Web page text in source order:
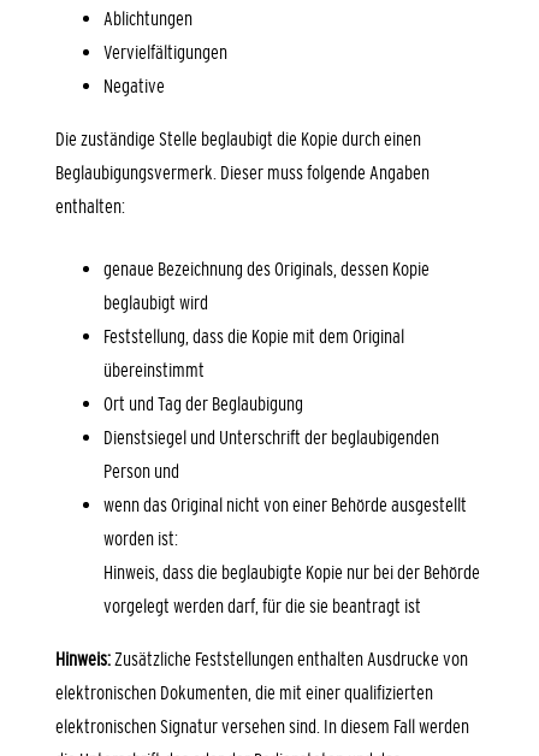
Ablichtungen
Vervielfältigungen
Negative
Die zuständige Stelle beglaubigt die Kopie durch einen
Beglaubigungsvermerk. Dieser muss folgende Angaben
enthalten:
genaue Bezeichnung des Originals, dessen Kopie
beglaubigt wird
Feststellung, dass die Kopie mit dem Original
übereinstimmt
Ort und Tag der Beglaubigung
Dienstsiegel und Unterschrift der beglaubigenden
Person und
wenn das Original nicht von einer Behörde ausgestellt
worden ist:
Hinweis, dass die beglaubigte Kopie nur bei der Behörde
vorgelegt werden darf, für die sie beantragt ist
Hinweis: Zusätzliche Feststellungen enthalten Ausdrucke von
elektronischen Dokumenten, die mit einer qualifizierten
elektronischen Signatur versehen sind. In diesem Fall werden